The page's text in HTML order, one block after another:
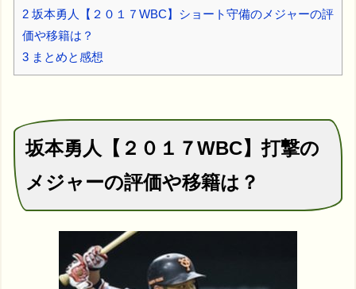
2 坂本勇人【２０１７WBC】ショート守備のメジャーの評
価や移籍は？
3 まとめと感想
坂本勇人【２０１７WBC】打撃の
メジャーの評価や移籍は？